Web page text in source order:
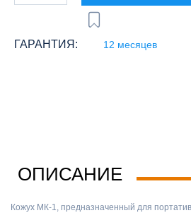
ГАРАНТИЯ: 12 месяцев
ОПИСАНИЕ
Кожух МК-1, предназначенный для